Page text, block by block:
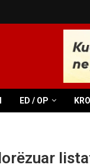
ED / OP